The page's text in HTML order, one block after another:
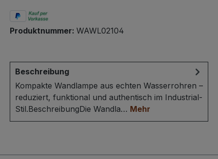
Produktnummer: WAWL02104
Beschreibung
Kompakte Wandlampe aus echten Wasserrohren –
reduziert, funktional und authentisch im Industrial-
Stil.BeschreibungDie Wandla… Mehr